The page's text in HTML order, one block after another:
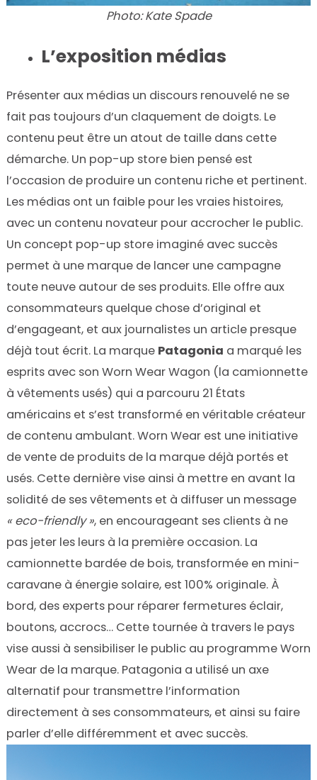
Photo: Kate Spade
L’exposition médias
Présenter aux médias un discours renouvelé ne se
fait pas toujours d’un claquement de doigts. Le
contenu peut être un atout de taille dans cette
démarche. Un pop-up store bien pensé est
l’occasion de produire un contenu riche et pertinent.
Les médias ont un faible pour les vraies histoires,
avec un contenu novateur pour accrocher le public.
Un concept pop-up store imaginé avec succès
permet à une marque de lancer une campagne
toute neuve autour de ses produits. Elle offre aux
consommateurs quelque chose d’original et
d’engageant, et aux journalistes un article presque
déjà tout écrit. La marque Patagonia a marqué les
esprits avec son Worn Wear Wagon (la camionnette
à vêtements usés) qui a parcouru 21 États
américains et s’est transformé en véritable créateur
de contenu ambulant. Worn Wear est une initiative
de vente de produits de la marque déjà portés et
usés. Cette dernière vise ainsi à mettre en avant la
solidité de ses vêtements et à diffuser un message
« eco-friendly », en encourageant ses clients à ne
pas jeter les leurs à la première occasion. La
camionnette bardée de bois, transformée en mini-
caravane à énergie solaire, est 100% originale. À
bord, des experts pour réparer fermetures éclair,
boutons, accrocs… Cette tournée à travers le pays
vise aussi à sensibiliser le public au programme Worn
Wear de la marque. Patagonia a utilisé un axe
alternatif pour transmettre l’information
directement à ses consommateurs, et ainsi su faire
parler d’elle différemment et avec succès.